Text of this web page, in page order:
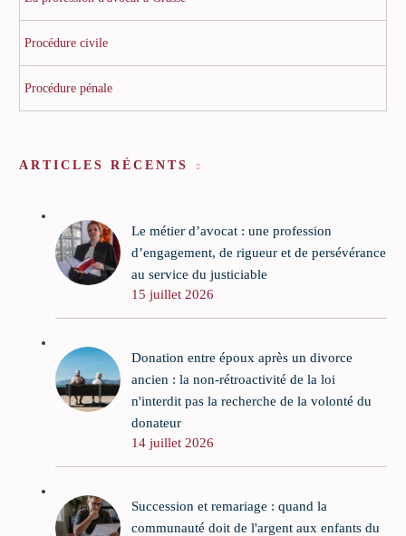
Procédure civile
Procédure pénale
ARTICLES RÉCENTS
Le métier d’avocat : une profession
d’engagement, de rigueur et de persévérance
au service du justiciable
15 juillet 2026
Donation entre époux après un divorce
ancien : la non-rétroactivité de la loi
n'interdit pas la recherche de la volonté du
donateur
14 juillet 2026
Succession et remariage : quand la
communauté doit de l'argent aux enfants du